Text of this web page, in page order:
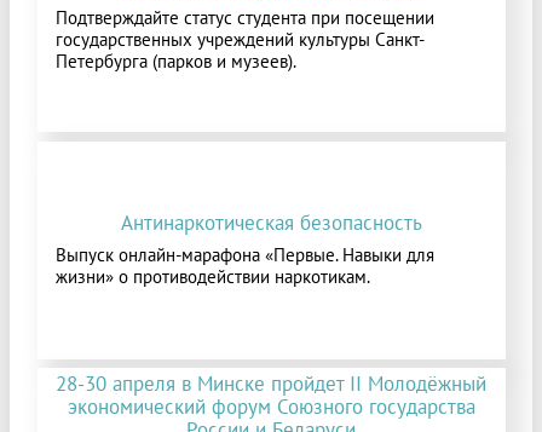
Подтверждайте статус студента при посещении
государственных учреждений культуры Санкт-
Петербурга (парков и музеев).
Антинаркотическая безопасность
Выпуск онлайн-марафона «Первые. Навыки для
жизни» о противодействии наркотикам.
28-30 апреля в Минске пройдет II Молодёжный
экономический форум Союзного государства